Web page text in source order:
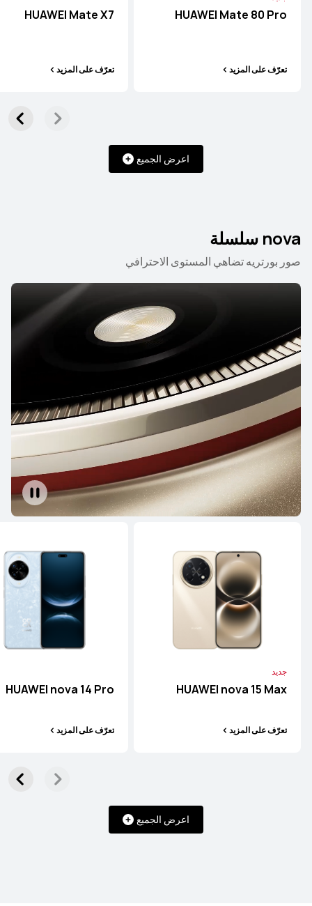
HUAWEI Mate 80 Pro
تعرّف على المزيد
HUAWEI Mate X7
تعرّف على المزيد
اعرض الجميع
nova سلسلة
صور بورتريه تضاهي المستوى الاحترافي
جديد
HUAWEI nova 15 Max
تعرّف على المزيد
HUAWEI nova 14 Pro
تعرّف على المزيد
اعرض الجميع
HUAWEI Pura 80 Ultra
HUAWEI Pura 80 Pro
HUAWEI Pura 80
تعرّف على المزيد
HUAWEI Pura 70 Ultra
تعرّف على المزيد
HUAWEI Pura 70 Pro
HUAWEI Pura 70